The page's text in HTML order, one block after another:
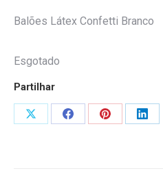
Balões Látex Confetti Branco
Esgotado
Partilhar
Share
Share
Share
Share